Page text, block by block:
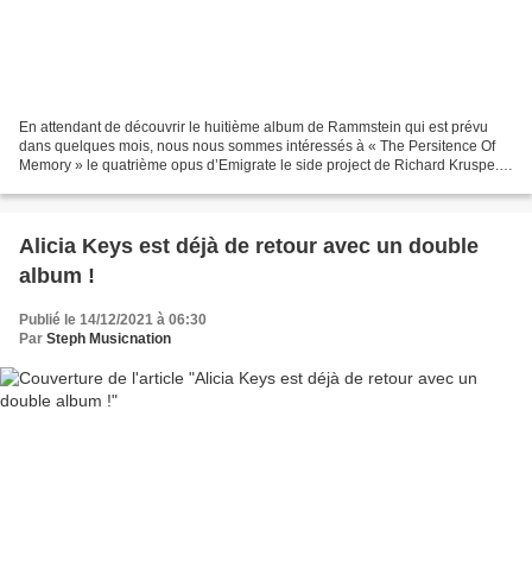
En attendant de découvrir le huitième album de Rammstein qui est prévu
dans quelques mois, nous nous sommes intéressés à « The Persitence Of
Memory » le quatrième opus d’Emigrate le side project de Richard Kruspe.
Alicia Keys est déjà de retour avec un double
album !
Publié le 14/12/2021 à 06:30
Par Steph Musicnation